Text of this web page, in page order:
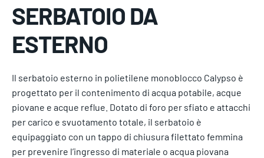
SERBATOIO DA
ESTERNO
Il serbatoio esterno in polietilene monoblocco Calypso è
progettato per il contenimento di acqua potabile, acque
piovane e acque reflue. Dotato di foro per sfiato e attacchi
per carico e svuotamento totale, il serbatoio è
equipaggiato con un tappo di chiusura filettato femmina
per prevenire l’ingresso di materiale o acqua piovana